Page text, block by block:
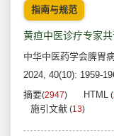
指南与规范
黄疸中医诊疗专家共
中华中医药学会脾胃
2024, 40(10): 1959-
摘要(2947) HTML (
施引文献 (13)